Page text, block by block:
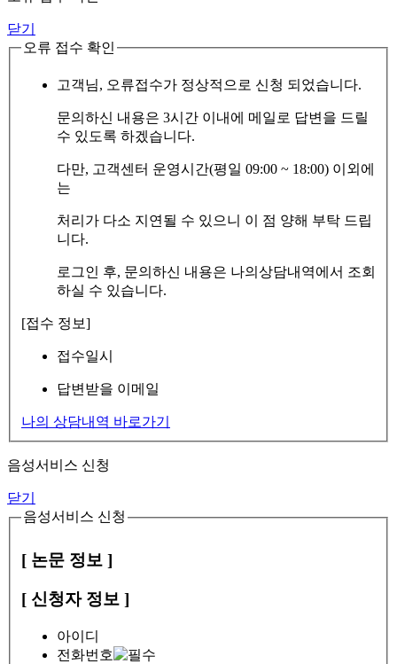
닫기
오류 접수 확인
고객님, 오류접수가 정상적으로 신청 되었습니다.
문의하신 내용은 3시간 이내에 메일로 답변을 드릴
수 있도록 하겠습니다.
다만, 고객센터 운영시간(평일 09:00 ~ 18:00) 이외에
는
처리가 다소 지연될 수 있으니 이 점 양해 부탁 드립
니다.
로그인 후, 문의하신 내용은 나의상담내역에서 조회
하실 수 있습니다.
[접수 정보]
접수일시
답변받을 이메일
나의 상담내역 바로가기
음성서비스 신청
닫기
음성서비스 신청
[ 논문 정보 ]
[ 신청자 정보 ]
아이디
전화번호